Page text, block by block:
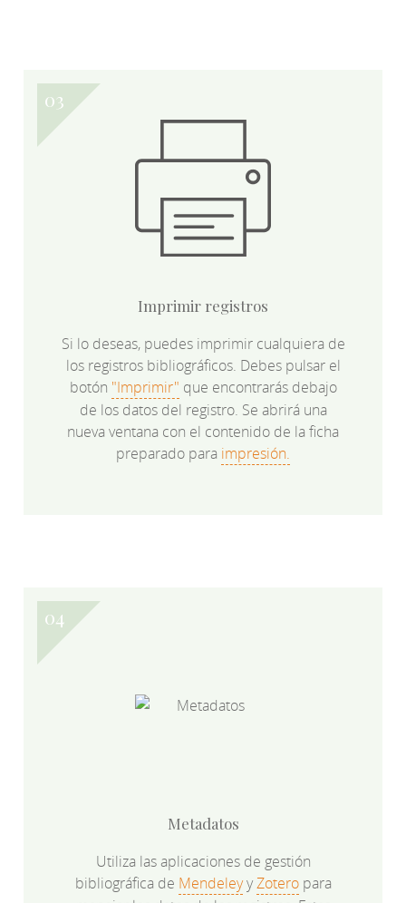
Imprimir registros
Si lo deseas, puedes imprimir cualquiera de
los registros bibliográficos. Debes pulsar el
botón "Imprimir" que encontrarás debajo
de los datos del registro. Se abrirá una
nueva ventana con el contenido de la ficha
preparado para impresión.
Metadatos
Utiliza las aplicaciones de gestión
bibliográfica de MendeleyyZoteropara